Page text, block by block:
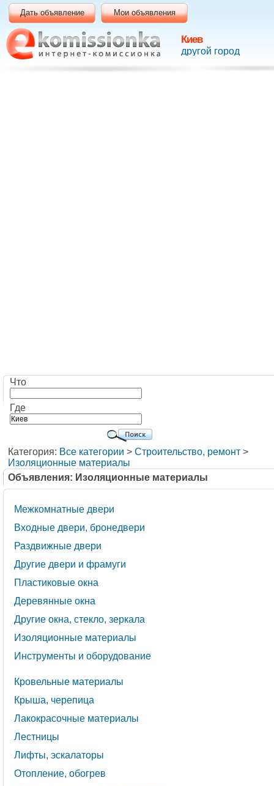
Киев
другой город
Дать объявление Мои объявления
Что
Где
Категория: Все категории > Строительство, ремонт >
Изоляционные материалы
Объявления: Изоляционные материалы
Межкомнатные двери
Входные двери, бронедвери
Раздвижные двери
Другие двери и фрамуги
Пластиковые окна
Деревянные окна
Другие окна, стекло, зеркала
Изоляционные материалы
Инструменты и оборудование
Кровельные материалы
Крыша, черепица
Лакокрасочные материалы
Лестницы
Лифты, эскалаторы
Отопление, обогрев